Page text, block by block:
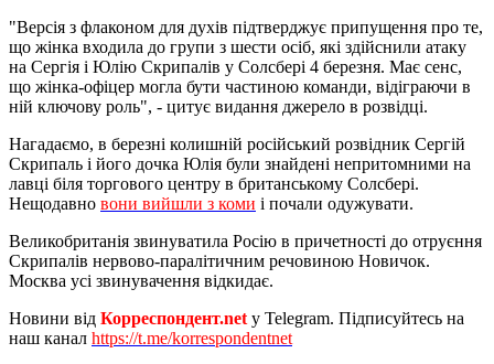
"Версія з флаконом для духів підтверджує припущення про те,
що жінка входила до групи з шести осіб, які здійснили атаку
на Сергія і Юлію Скрипалів у Солсбері 4 березня. Має сенс,
що жінка-офіцер могла бути частиною команди, відіграючи в
ній ключову роль", - цитує видання джерело в розвідці.
Нагадаємо, в березні колишній російський розвідник Сергій
Скрипаль і його дочка Юлія були знайдені непритомними на
лавці біля торгового центру в британському Солсбері.
Нещодавно вони вийшли з коми і почали одужувати.
Великобританія звинуватила Росію в причетності до отруєння
Скрипалів нервово-паралітичним речовиною Новичок.
Москва усі звинувачення відкидає.
Новини від Корреспондент.net у Telegram. Підписуйтесь на
наш канал https://t.me/korrespondentnet